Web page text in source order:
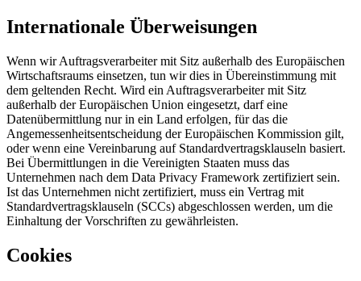
Internationale Überweisungen
Wenn wir Auftragsverarbeiter mit Sitz außerhalb des Europäischen
Wirtschaftsraums einsetzen, tun wir dies in Übereinstimmung mit
dem geltenden Recht. Wird ein Auftragsverarbeiter mit Sitz
außerhalb der Europäischen Union eingesetzt, darf eine
Datenübermittlung nur in ein Land erfolgen, für das die
Angemessenheitsentscheidung der Europäischen Kommission gilt,
oder wenn eine Vereinbarung auf Standardvertragsklauseln basiert.
Bei Übermittlungen in die Vereinigten Staaten muss das
Unternehmen nach dem Data Privacy Framework zertifiziert sein.
Ist das Unternehmen nicht zertifiziert, muss ein Vertrag mit
Standardvertragsklauseln (SCCs) abgeschlossen werden, um die
Einhaltung der Vorschriften zu gewährleisten.
Cookies